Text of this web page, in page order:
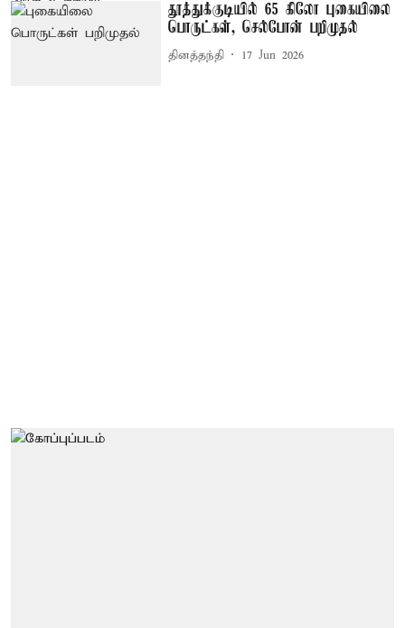
தூத்துக்குடியில் 65 கிலோ புகையிலை
பொருட்கள், செல்போன் பறிமுதல்
தினத்தந்தி 17 Jun 2026